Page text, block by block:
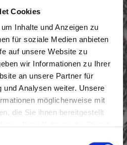
Cookies
Inhalte und Anzeigen zu
für soziale Medien anbieten
auf unsere Website zu
wir Informationen zu Ihrer
an unsere Partner für
und Analysen weiter. Unsere
möglicherweise mit
die Sie ihnen bereitgestellt
Eisbildung an
Hafenanlagen ein
Wasserflächen können
Infrastruktur führen, die
gefährden und den Betrieb
Anlegestellen stark
Eis-Freihaltung ist
des